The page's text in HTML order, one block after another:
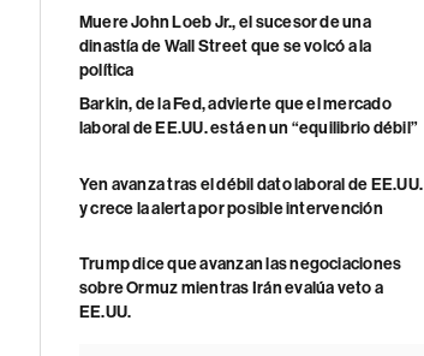
Muere John Loeb Jr., el sucesor de una
dinastía de Wall Street que se volcó a la
política
Barkin, de la Fed, advierte que el mercado
laboral de EE.UU. está en un “equilibrio débil”
Yen avanza tras el débil dato laboral de EE.UU.
y crece la alerta por posible intervención
Trump dice que avanzan las negociaciones
sobre Ormuz mientras Irán evalúa veto a
EE.UU.